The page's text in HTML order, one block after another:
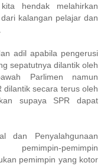
hendak melahirkan
kalangan pelajar dan
adil apabila pengerusi
sepatutnya dilantik oleh
Parlimen namun
dilantik secara terus oleh
supaya SPR dapat
dan Penyalahgunaan
pemimpin
pemimpin yang kotor